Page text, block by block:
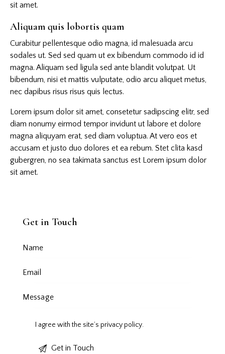
sit amet.
Aliquam quis lobortis quam
Curabitur pellentesque odio magna, id malesuada arcu
sodales ut. Sed sed quam ut ex bibendum commodo id id
magna. Aliquam sed ligula sed ante blandit volutpat. Ut
bibendum, nisi et mattis vulputate, odio arcu aliquet metus,
nec dapibus risus risus quis lectus.
Lorem ipsum dolor sit amet, consetetur sadipscing elitr, sed
diam nonumy eirmod tempor invidunt ut labore et dolore
magna aliquyam erat, sed diam voluptua. At vero eos et
accusam et justo duo dolores et ea rebum. Stet clita kasd
gubergren, no sea takimata sanctus est Lorem ipsum dolor
sit amet.
Get in Touch
I agree with the site’sprivacy policy.